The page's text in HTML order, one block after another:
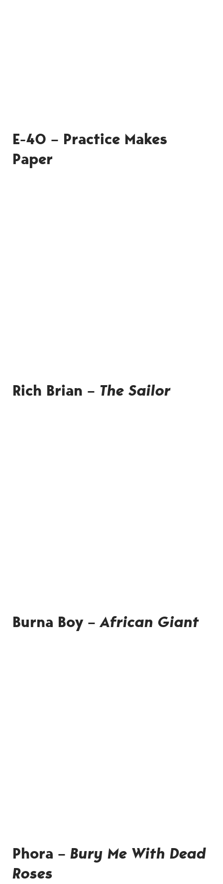
E-40 – Practice Makes
Paper
Rich Brian – The Sailor
Burna Boy –African Giant
Phora – Bury Me With Dead
Roses